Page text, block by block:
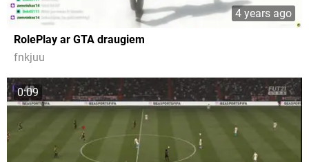
4 years ago
RolePlay ar GTA draugiem
fnkjuu
0:09